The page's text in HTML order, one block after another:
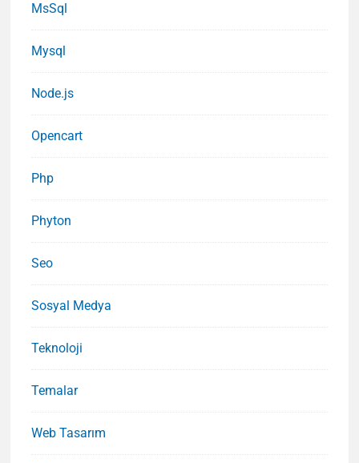
MsSql
Mysql
Node.js
Opencart
Php
Phyton
Seo
Sosyal Medya
Teknoloji
Temalar
Web Tasarım